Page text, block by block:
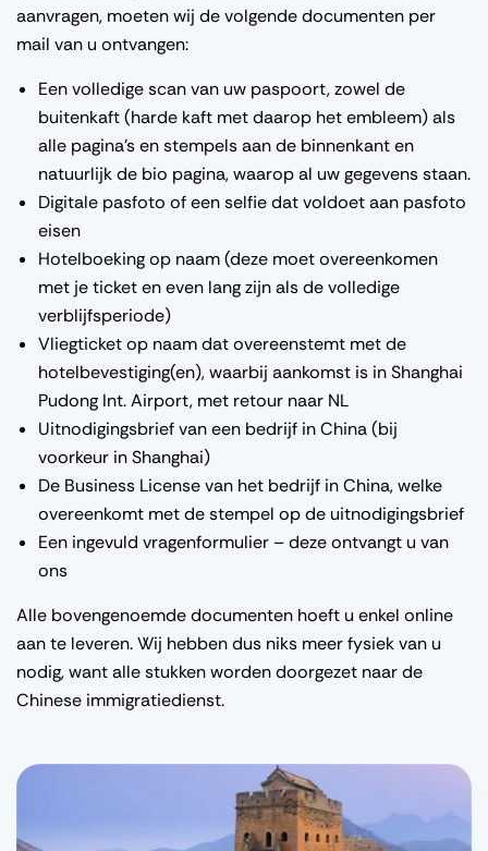
aanvragen, moeten wij de volgende documenten per
mail van u ontvangen:
Een volledige scan van uw paspoort, zowel de
buitenkaft (harde kaft met daarop het embleem) als
alle pagina’s en stempels aan de binnenkant en
natuurlijk de bio pagina, waarop al uw gegevens staan.
Digitale pasfoto of een selfie dat voldoet aan pasfoto
eisen
Hotelboeking op naam (deze moet overeenkomen
met je ticket en even lang zijn als de volledige
verblijfsperiode)
Vliegticket op naam dat overeenstemt met de
hotelbevestiging(en), waarbij aankomst is in Shanghai
Pudong Int. Airport, met retour naar NL
Uitnodigingsbrief van een bedrijf in China (bij
voorkeur in Shanghai)
De Business License van het bedrijf in China, welke
overeenkomt met de stempel op de uitnodigingsbrief
Een ingevuld vragenformulier – deze ontvangt u van
ons
Alle bovengenoemde documenten hoeft u enkel online
aan te leveren. Wij hebben dus niks meer fysiek van u
nodig, want alle stukken worden doorgezet naar de
Chinese immigratiedienst.